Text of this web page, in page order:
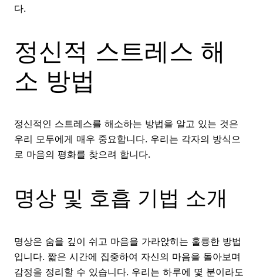
다.
정신적 스트레스 해
소 방법
정신적인 스트레스를 해소하는 방법을 알고 있는 것은
우리 모두에게 매우 중요합니다. 우리는 각자의 방식으
로 마음의 평화를 찾으려 합니다.
명상 및 호흡 기법 소개
명상은 숨을 깊이 쉬고 마음을 가라앉히는 훌륭한 방법
입니다. 짧은 시간에 집중하여 자신의 마음을 돌아보며
감정을 정리할 수 있습니다. 우리는 하루에 몇 분이라도